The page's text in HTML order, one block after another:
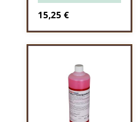
Regulärer Preis:
15,25 €